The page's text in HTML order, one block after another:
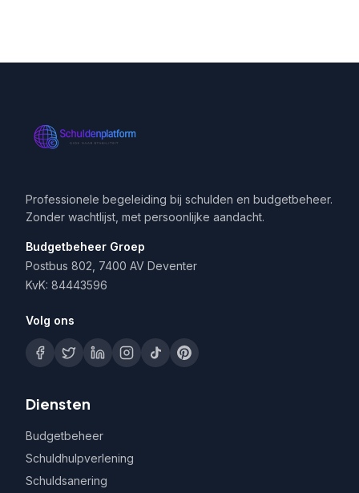
Professionele begeleiding bij schulden en budgetbeheer.
Zonder wachtlijst, met persoonlijke aandacht.
Budgetbeheer Groep
Postbus 802, 7400 AV Deventer
KvK: 84443596
Volg ons
Diensten
Budgetbeheer
Schuldhulpverlening
Schuldsanering